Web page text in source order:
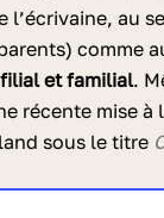
l’écrivaine, au
comme
filial et familial.
récente mise à
sous le titre